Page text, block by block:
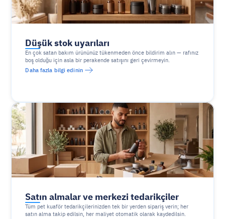
Düşük stok uyarıları
En çok satan bakım ürününüz tükenmeden önce bildirim alın — rafınız
boş olduğu için asla bir perakende satışını geri çevirmeyin.
Daha fazla bilgi edinin
Satın almalar ve merkezi tedarikçiler
Tüm pet kuaför tedarikçilerinizden tek bir yerden sipariş verin; her
satın alma takip edilsin, her maliyet otomatik olarak kaydedilsin.